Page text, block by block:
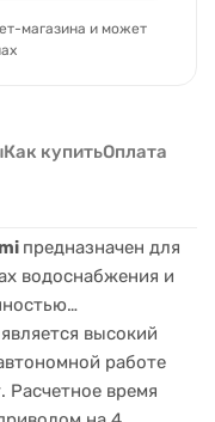
магазина и может
Как купитьОплата
предназначен для
водоснабжения и
является высокий
работе
Расчетное время